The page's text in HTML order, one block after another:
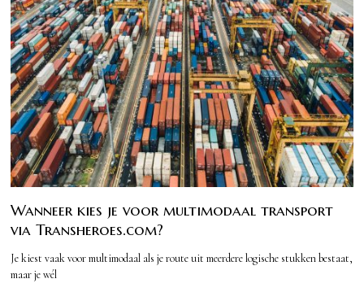
Wanneer kies je voor multimodaal transport
via Transheroes.com?
Je kiest vaak voor multimodaal als je route uit meerdere logische stukken bestaat,
maar je wél